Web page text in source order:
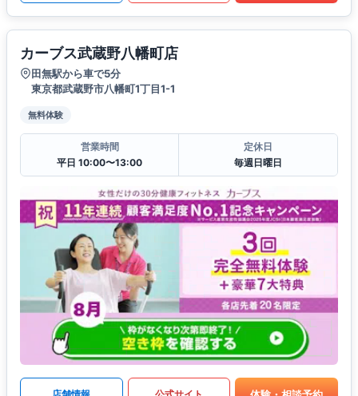
カーブス武蔵野八幡町店
田無駅から車で5分
東京都武蔵野市八幡町1丁目1-1
無料体験
営業時間
平日 10:00〜13:00
定休日
毎週日曜日